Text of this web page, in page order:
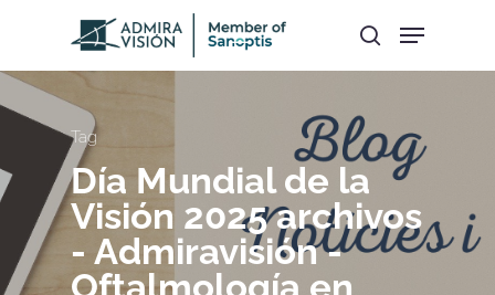
Hit enter to search or ESC to close
Tag
Día Mundial de la
Visión 2025 archivos
- Admiravisión -